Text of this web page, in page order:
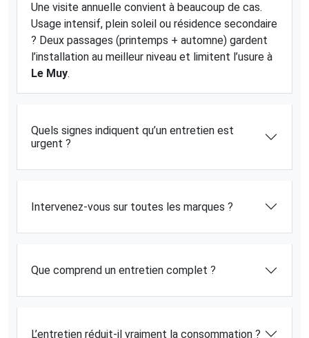
Une visite annuelle convient à beaucoup de cas.
Usage intensif, plein soleil ou résidence secondaire
? Deux passages (printemps + automne) gardent
l’installation au meilleur niveau et limitent l’usure à
Le Muy.
Quels signes indiquent qu’un entretien est
urgent ?
Intervenez-vous sur toutes les marques ?
Que comprend un entretien complet ?
L’entretien réduit-il vraiment la consommation ?